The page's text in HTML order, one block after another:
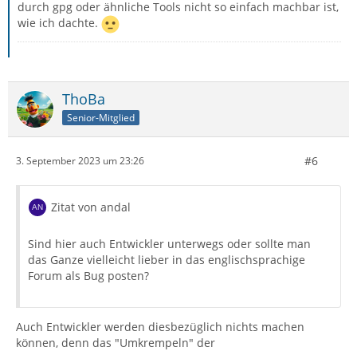
durch gpg oder ähnliche Tools nicht so einfach machbar ist,
wie ich dachte.
ThoBa
Senior-Mitglied
3. September 2023 um 23:26 #6
Zitat von andal
Sind hier auch Entwickler unterwegs oder sollte man
das Ganze vielleicht lieber in das englischsprachige
Forum als Bug posten?
Auch Entwickler werden diesbezüglich nichts machen
können, denn das "Umkrempeln" der